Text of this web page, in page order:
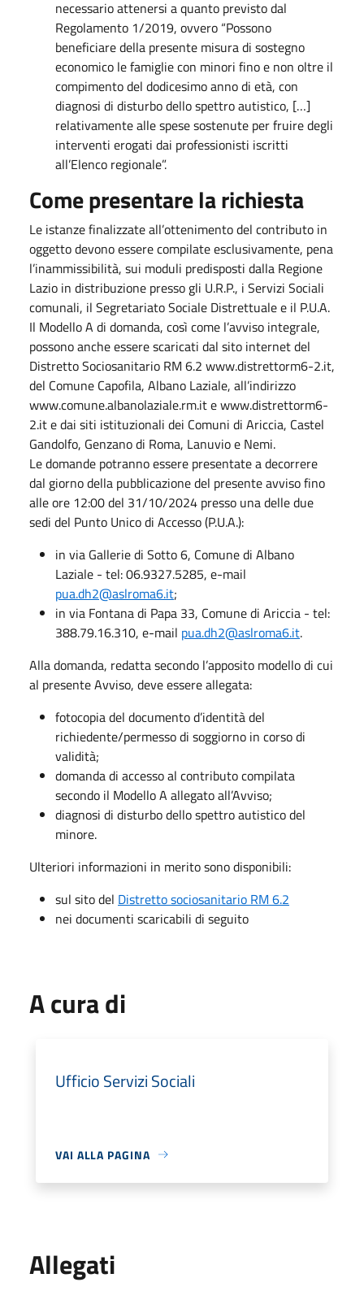
necessario attenersi a quanto previsto dal
Regolamento 1/2019, ovvero “Possono
beneficiare della presente misura di sostegno
economico le famiglie con minori fino e non oltre il
compimento del dodicesimo anno di età, con
diagnosi di disturbo dello spettro autistico, […]
relativamente alle spese sostenute per fruire degli
interventi erogati dai professionisti iscritti
all’Elenco regionale”.
Come presentare la richiesta
Le istanze finalizzate all’ottenimento del contributo in
oggetto devono essere compilate esclusivamente, pena
l’inammissibilità, sui moduli predisposti dalla Regione
Lazio in distribuzione presso gli U.R.P., i Servizi Sociali
comunali, il Segretariato Sociale Distrettuale e il P.U.A.
Il Modello A di domanda, così come l’avviso integrale,
possono anche essere scaricati dal sito internet del
Distretto Sociosanitario RM 6.2 www.distrettorm6-2.it,
del Comune Capofila, Albano Laziale, all’indirizzo
www.comune.albanolaziale.rm.it e www.distrettorm6-
2.it e dai siti istituzionali dei Comuni di Ariccia, Castel
Gandolfo, Genzano di Roma, Lanuvio e Nemi.
Le domande potranno essere presentate a decorrere
dal giorno della pubblicazione del presente avviso fino
alle ore 12:00 del 31/10/2024 presso una delle due
sedi del Punto Unico di Accesso (P.U.A.):
in via Gallerie di Sotto 6, Comune di Albano
Laziale - tel: 06.9327.5285, e-mail
pua.dh2@aslroma6.it;
in via Fontana di Papa 33, Comune di Ariccia - tel:
388.79.16.310, e-mail pua.dh2@aslroma6.it.
Alla domanda, redatta secondo l’apposito modello di cui
al presente Avviso, deve essere allegata:
fotocopia del documento d’identità del
richiedente/permesso di soggiorno in corso di
validità;
domanda di accesso al contributo compilata
secondo il Modello A allegato all’Avviso;
diagnosi di disturbo dello spettro autistico del
minore.
Ulteriori informazioni in merito sono disponibili:
sul sito del Distretto sociosanitario RM 6.2
nei documenti scaricabili di seguito
A cura di
Ufficio Servizi Sociali
VAI ALLA PAGINA
Allegati